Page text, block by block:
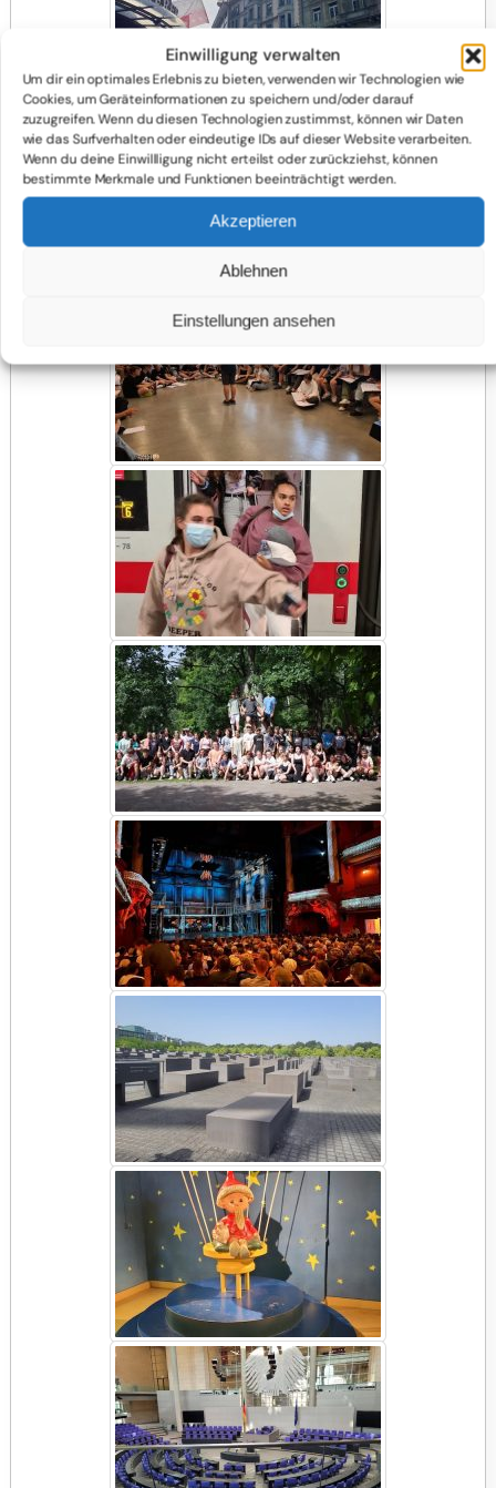
Einwilligung verwalten
Um dir ein optimales Erlebnis zu bieten, verwenden wir Technologien wie
Cookies, um Geräteinformationen zu speichern und/oder darauf
zuzugreifen. Wenn du diesen Technologien zustimmst, können wir Daten
wie das Surfverhalten oder eindeutige IDs auf dieser Website verarbeiten.
Wenn du deine Einwillligung nicht erteilst oder zurückziehst, können
bestimmte Merkmale und Funktionen beeinträchtigt werden.
Akzeptieren
Ablehnen
Einstellungen ansehen